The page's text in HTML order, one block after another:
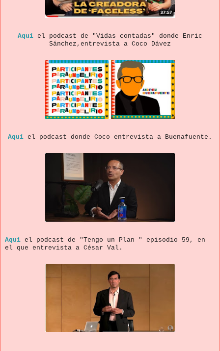
Aquí el podcast de "Vidas contadas" donde Enric
Sánchez,entrevista a Coco Dávez
Aquí el podcast donde Coco entrevista a Buenafuente.
Aquí el podcast de "Tengo un Plan " episodio 59, en
el que entrevista a César Val.